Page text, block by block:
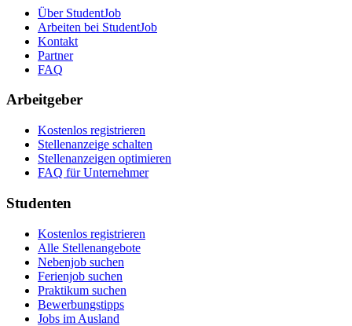
Über StudentJob
Arbeiten bei StudentJob
Kontakt
Partner
FAQ
Arbeitgeber
Kostenlos registrieren
Stellenanzeige schalten
Stellenanzeigen optimieren
FAQ für Unternehmer
Studenten
Kostenlos registrieren
Alle Stellenangebote
Nebenjob suchen
Ferienjob suchen
Praktikum suchen
Bewerbungstipps
Jobs im Ausland